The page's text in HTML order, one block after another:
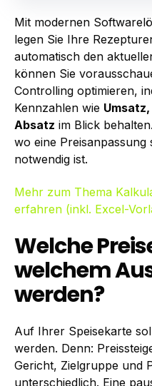
Mit modernen
legen Sie Ihre
automatisch den
können Sie
Controlling optimieren,
Kennzahlen wie
Absatz im Blick
wo eine
notwendig ist.
Mehr zum Thema
erfahren (inkl. Excel-
Welche
welchem
werden?
Auf Ihrer Speisekarte
werden. Denn:
Gericht, Zielgruppe und
unterschiedlich. Eine